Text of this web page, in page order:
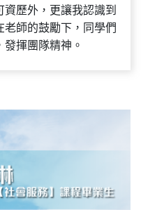
歷外，更讓我認識到
師的鼓勵下，同學們
揮團隊精神。